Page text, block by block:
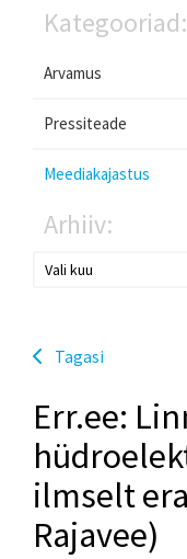
Kategooriad:
Arvamus
Pressiteade
Meediakajastus
Arhiiv:
Tagasi
Err.ee:
ilmselt
Rajavee)